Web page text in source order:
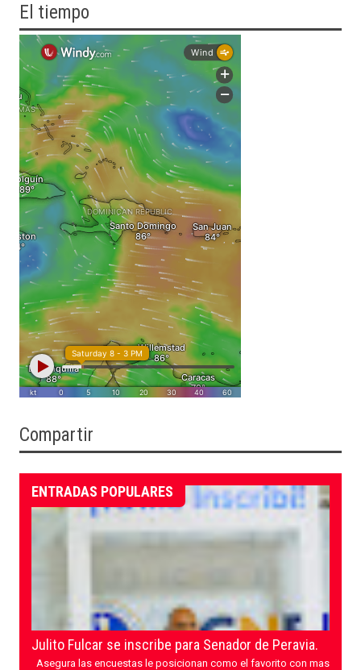
El tiempo
Compartir
ENTRADAS POPULARES
Julito Fulcar se inscribe para Senador de Peravia.
Asegura las encuestas le posicionan como el favorito con mas